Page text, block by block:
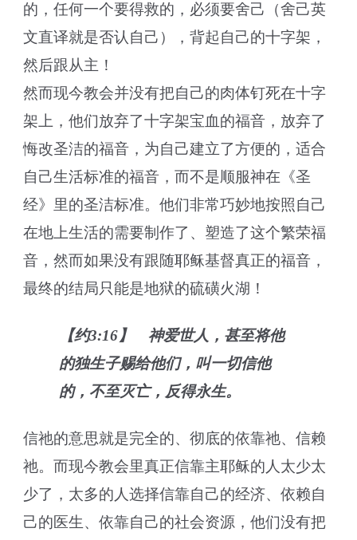
的，任何一个要得救的，必须要舍己（舍己英
文直译就是否认自己），背起自己的十字架，
然后跟从主！
然而现今教会并没有把自己的肉体钉死在十字
架上，他们放弃了十字架宝血的福音，放弃了
悔改圣洁的福音，为自己建立了方便的，适合
自己生活标准的福音，而不是顺服神在《圣
经》里的圣洁标准。他们非常巧妙地按照自己
在地上生活的需要制作了、塑造了这个繁荣福
音，然而如果没有跟随耶稣基督真正的福音，
最终的结局只能是地狱的硫磺火湖！
【约3:16】 神爱世人，甚至将他
的独生子赐给他们，叫一切信他
的，不至灭亡，反得永生。
信祂的意思就是完全的、彻底的依靠祂、信赖
祂。而现今教会里真正信靠主耶稣的人太少太
少了，太多的人选择信靠自己的经济、依赖自
己的医生、依靠自己的社会资源，他们没有把